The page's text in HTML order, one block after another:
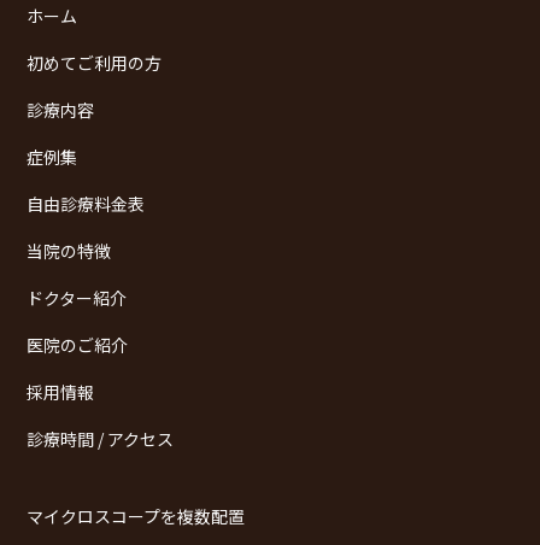
ホーム
初めてご利用の方
診療内容
症例集
自由診療料金表
当院の特徴
ドクター紹介
医院のご紹介
採用情報
診療時間 / アクセス
マイクロスコープを複数配置